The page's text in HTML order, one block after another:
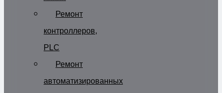
Ремонт
контроллеров,
PLC
Ремонт
автоматизированных